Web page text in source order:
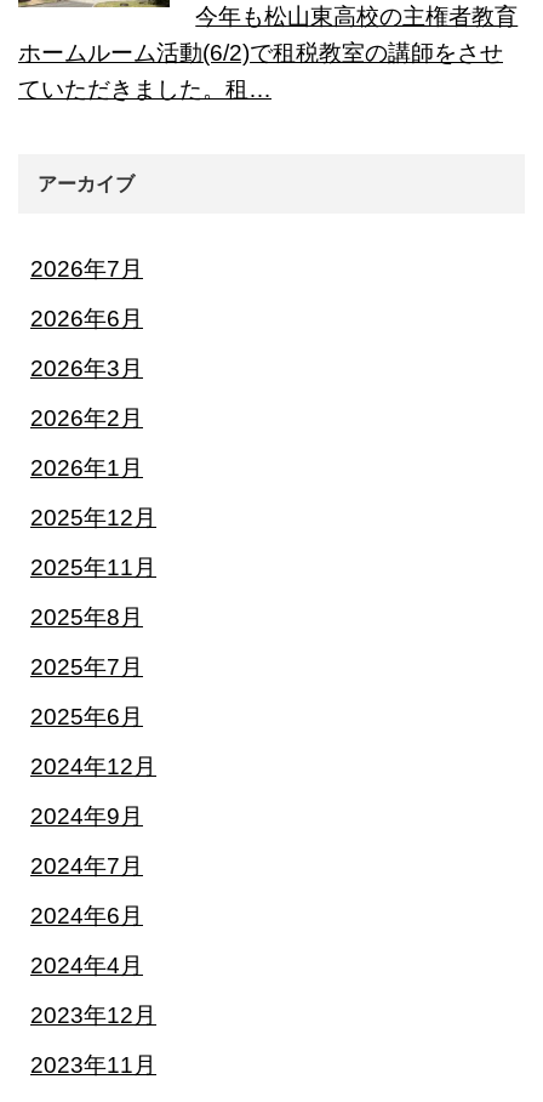
今年も松山東高校の主権者教育
ホームルーム活動(6/2)で租税教室の講師をさせ
ていただきました。租…
アーカイブ
2026年7月
2026年6月
2026年3月
2026年2月
2026年1月
2025年12月
2025年11月
2025年8月
2025年7月
2025年6月
2024年12月
2024年9月
2024年7月
2024年6月
2024年4月
2023年12月
2023年11月